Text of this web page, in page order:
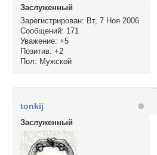
Заслуженный
Зарегистрирован: Вт, 7 Ноя 2006
Сообщений: 171
Уважение: +5
Позитив: +2
Пол: Мужской
tonkij
Заслуженный